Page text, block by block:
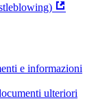
e informazioni
ulteriori